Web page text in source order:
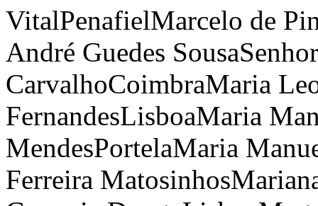
VitalPenafielMarcelo de
André Guedes Sousa
CarvalhoCoimbraMaria
FernandesLisboaMaria
MendesPortelaMaria
Ferreira Matosinhos